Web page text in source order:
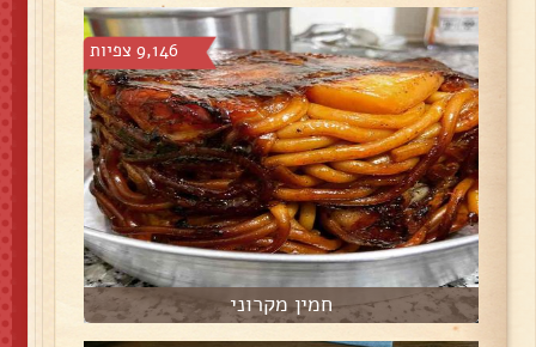
9,146 צפיות
חמין מקרוני